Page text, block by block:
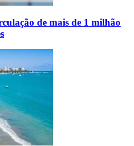
de mais de 1 milhão